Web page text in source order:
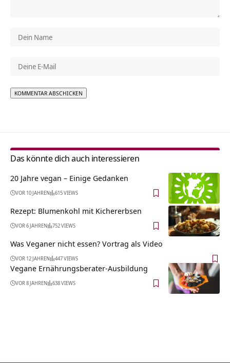
Das könnte dich auch interessieren
20 Jahre vegan – Einige Gedanken
VOR 10 JAHREN 615 VIEWS
Rezept: Blumenkohl mit Kichererbsen
VOR 6 JAHREN 752 VIEWS
Was Veganer nicht essen? Vortrag als Video
VOR 12 JAHREN 447 VIEWS
Vegane Ernährungsberater-Ausbildung
VOR 8 JAHREN 638 VIEWS